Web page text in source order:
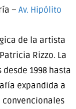
– Av. Hipólito
de la artista
Rizzo. La
1998 hasta
expandida a